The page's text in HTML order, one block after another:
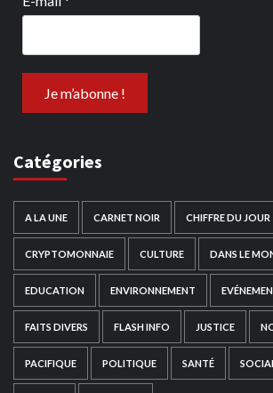
Catégories
A LA UNE CARNET NOIR CHIFFRE DU JOUR
CRYPTOMONNAIE CULTURE DANS LE
EDUCATION ENVIRONNEMENT
FAITS DIVERS FLASH INFO JUSTICE
PACIFIQUE POLITIQUE SANTÉ